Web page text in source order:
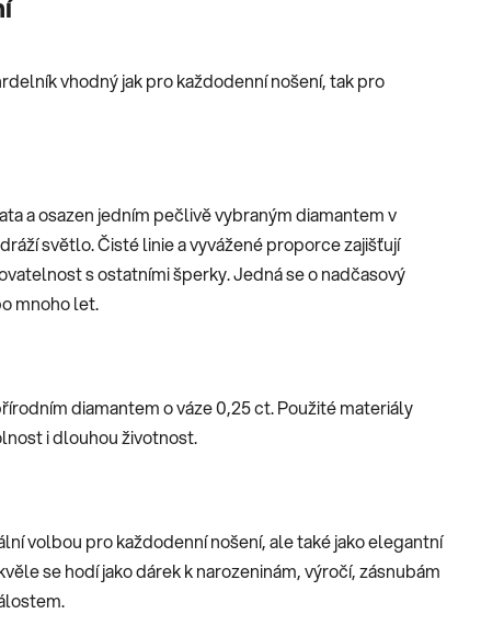
vhodný jak pro každodenní nošení, tak pro
a osazen jedním pečlivě vybraným diamantem v
světlo. Čisté linie a vyvážené proporce zajišťují
s ostatními šperky. Jedná se o nadčasový
mnoho let.
diamantem o váze 0,25 ct. Použité materiály
i dlouhou životnost.
volbou pro každodenní nošení, ale také jako elegantní
se hodí jako dárek k narozeninám, výročí, zásnubám